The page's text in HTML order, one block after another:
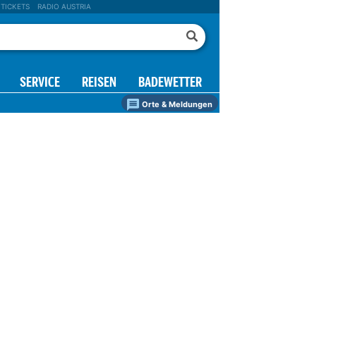
TICKETS RADIO AUSTRIA
SERVICE REISEN BADEWETTER
Orte & Meldungen